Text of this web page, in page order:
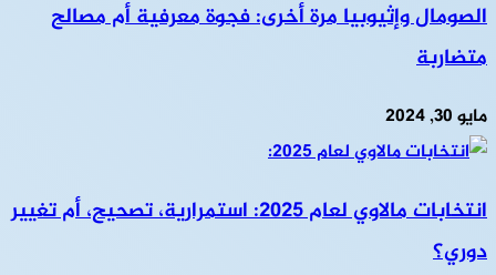
الصومال وإثيوبيا مرة أخرى: فجوة معرفية أم مصالح
متضاربة
مايو 30, 2024
انتخابات مالاوي لعام ٢٠٢٥: استمرارية، تصحيح، أم تغيير
دوري؟